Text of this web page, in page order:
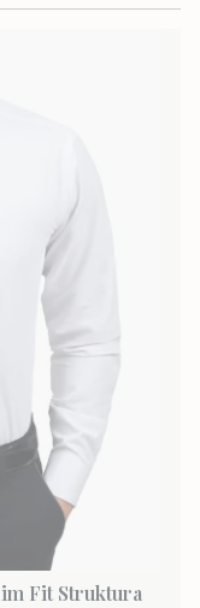
Fit Struktura